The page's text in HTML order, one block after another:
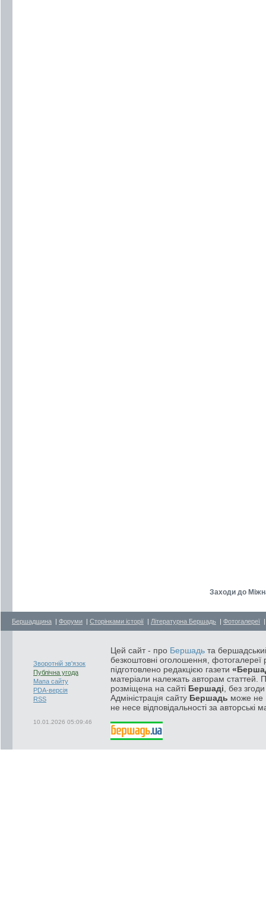
Заходи до
Бершадщина | Форуми | Сторінками історії | Літературна Бершадь | Фотогалереї
Зворотній зв'язок
Публічна угода
Мапа сайту
PDA-версія
RSS
10.01.2026 05:09:46
Цей сайт - про Бершадь та
безкоштовні оголошення, фотогалереї
підготовлено редакцією газети
матеріали належать авторам статтей.
розміщена на сайті Бершаді , без
Адміністрація сайту Бершадь може не
не несе відповідальності за авторські